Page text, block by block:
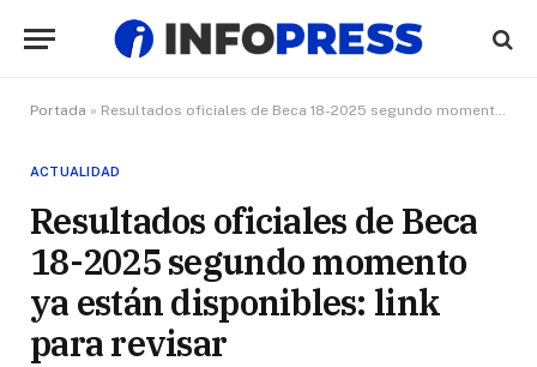
Portada » Resultados oficiales de Beca 18-2025 segundo momento ya están disponibles: link para revisar
ACTUALIDAD
Resultados oficiales de Beca
18-2025 segundo momento
ya están disponibles: link
para revisar